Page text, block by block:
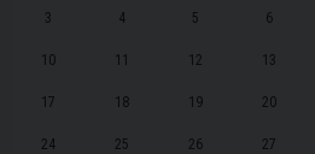
3 4 5 6
10 11 12 13
17 18 19 20
24 25 26 27